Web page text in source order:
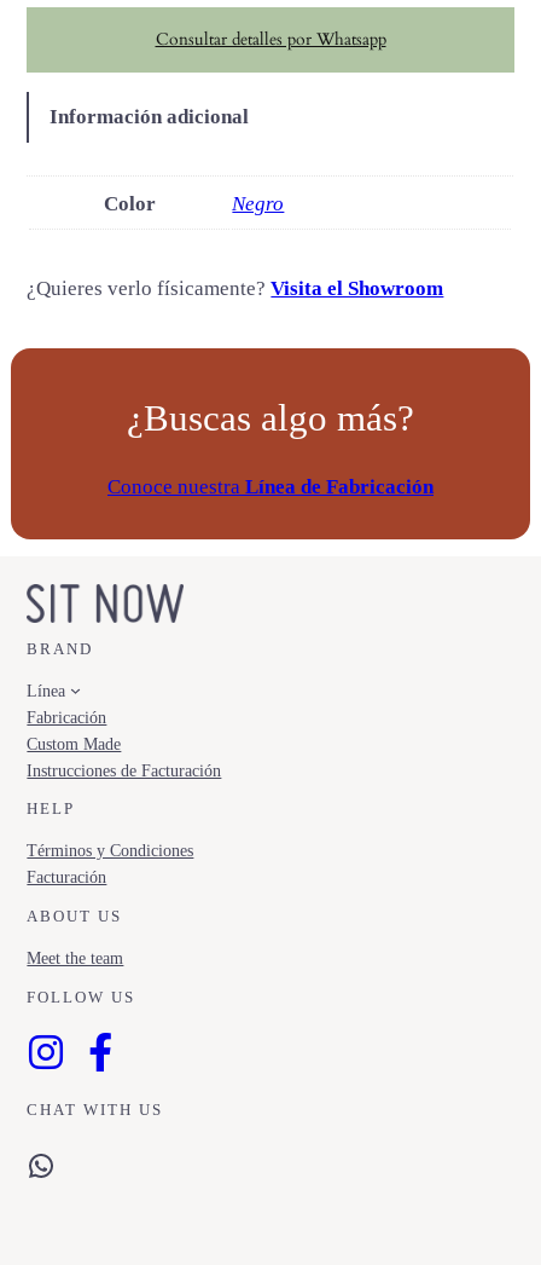
l
a
t
i
a
Consultar detalles por Whatsapp
Información adicional
Color Negro
¿Quieres verlo físicamente?Visita el Showroom
¿Buscas algo más?
Conoce nuestra Línea de Fabricación
BRAND
Línea
Fabricación
Custom Made
Instrucciones de Facturación
HELP
Términos y Condiciones
Facturación
ABOUT US
Meet the team
FOLLOW US
CHAT WITH US
WhatsApp